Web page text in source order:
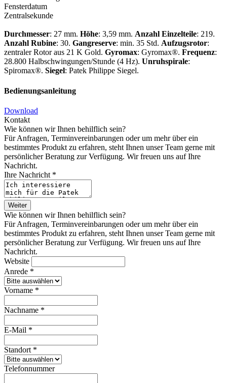
Fensterdatum
Zentralsekunde
Durchmesser: 27 mm. Höhe: 3,59 mm. Anzahl Einzelteile: 219.
Anzahl Rubine: 30. Gangreserve: min. 35 Std. Aufzugsrotor:
zentraler Rotor aus 21 K Gold. Gyromax: Gyromax®. Frequenz:
28.800 Halbschwingungen/Stunde (4 Hz). Unruhspirale:
Spiromax®. Siegel: Patek Philippe Siegel.
Bedienungsanleitung
Download
Kontakt
Wie können wir Ihnen behilflich sein?
Für Anfragen, Terminvereinbarungen oder um mehr über ein
bestimmtes Produkt zu erfahren, steht Ihnen unser Team gerne mit
persönlicher Beratung zur Verfügung. Wir freuen uns auf Ihre
Nachricht.
Ihre Nachricht *
Weiter
Wie können wir Ihnen behilflich sein?
Für Anfragen, Terminvereinbarungen oder um mehr über ein
bestimmtes Produkt zu erfahren, steht Ihnen unser Team gerne mit
persönlicher Beratung zur Verfügung. Wir freuen uns auf Ihre
Nachricht.
Website
Anrede *
Vorname *
Nachname *
E-Mail *
Standort *
Telefonnummer